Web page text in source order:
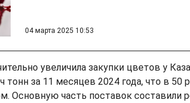
04 марта 2025 10:53
увеличила закупки цветов у
тонн за 11 месяцев 2024 года, что в 50
Основную часть поставок составили